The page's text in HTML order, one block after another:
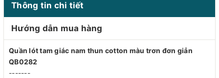
Thông tin chi tiết
Hướng dẫn mua hàng
Quần lót tam giác nam thun cotton màu trơn đơn giản
QB0282
-------